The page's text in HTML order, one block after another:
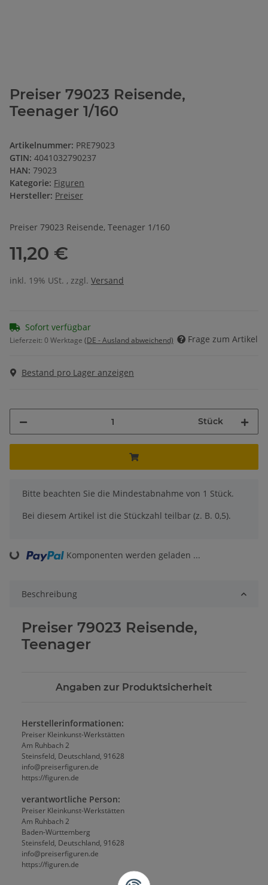
Preiser 79023 Reisende,
Teenager 1/160
Artikelnummer: PRE79023
GTIN: 4041032790237
HAN: 79023
Kategorie: Figuren
Hersteller: Preiser
Preiser 79023 Reisende, Teenager 1/160
11,20 €
inkl. 19% USt. , zzgl. Versand
Sofort verfügbar
Lieferzeit: 0 Werktage (DE - Ausland abweichend) Frage zum Artikel
Bestand pro Lager anzeigen
Stück
x
Bitte beachten Sie die Mindestabnahme von 1 Stück.
Bei diesem Artikel ist die Stückzahl teilbar (z. B. 0,5).
Loading... Komponenten werden geladen ...
Beschreibung
Preiser 79023 Reisende,
Teenager
Angaben zur Produktsicherheit
Herstellerinformationen:
Preiser Kleinkunst-Werkstätten
Am Ruhbach 2
Steinsfeld, Deutschland, 91628
info@preiserfiguren.de
https://figuren.de
verantwortliche Person:
Preiser Kleinkunst-Werkstätten
Am Ruhbach 2
Baden-Württemberg
Steinsfeld, Deutschland, 91628
info@preiserfiguren.de
https://figuren.de